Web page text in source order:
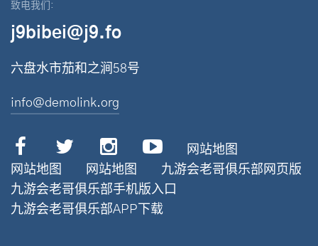
致电我们:
j9bibei@j9.fo
六盘水市茄和之涧58号
info@demolink.org
网站地图
网站地图
网站地图
九游会老哥俱乐部网页版
九游会老哥俱乐部手机版入口
九游会老哥俱乐部APP下载